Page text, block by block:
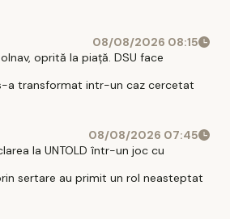
08/08/2026 08:15
oprită la piață. DSU face
a transformat intr-un caz cercetat
08/08/2026 07:45
la UNTOLD într-un joc cu
sertare au primit un rol neasteptat